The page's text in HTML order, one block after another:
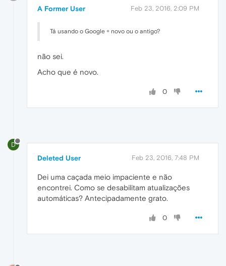
A Former User Feb 23, 2016, 2:09 PM
Tá usando o Google + novo ou o antigo?
não sei.
Acho que é novo.
0
D
Deleted User Feb 23, 2016, 7:48 PM
Dei uma caçada meio impaciente e não
encontrei. Como se desabilitam atualizações
automáticas? Antecipadamente grato.
0